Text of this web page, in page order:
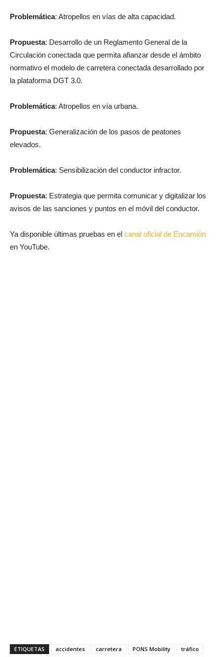
Problemática: Atropellos en vías de alta capacidad.
Propuesta: Desarrollo de un Reglamento General de la
Circulación conectada que permita afianzar desde el ámbito
normativo el modelo de carretera conectada desarrollado por
la plataforma DGT 3.0.
Problemática: Atropellos en vía urbana.
Propuesta: Generalización de los pasos de peatones
elevados.
Problemática: Sensibilización del conductor infractor.
Propuesta: Estrategia que permita comunicar y digitalizar los
avisos de las sanciones y puntos en el móvil del conductor.
Ya disponible últimas pruebas en el canal oficial de Encamión
en YouTube.
ETIQUETAS accidentes carretera PONS Mobility tráfico